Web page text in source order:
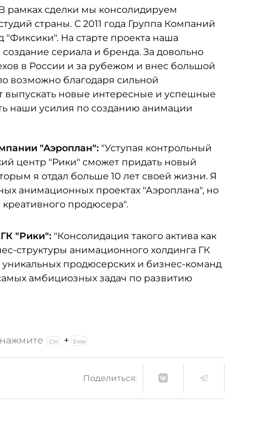
рамках сделки мы консолидируем
страны. С 2011 года Группа Компаний
"Фиксики". На старте проекта наша
сериала и бренда. За довольно
в России и за рубежом и внес большой
возможно благодаря сильной
выпускать новые интересные и успешные
наши усилия по созданию анимации
"Аэроплан": "Уступая контрольный
центр "Рики" сможет придать новый
я отдал больше 10 лет своей жизни. Я
анимационных проектах "Аэроплана", но
креативного продюсера".
"Рики": "Консолидация такого актива как
структуры анимационного холдинга ГК
продюсерских и бизнес-команд
амбициозных задач по развитию
+
Поделиться: